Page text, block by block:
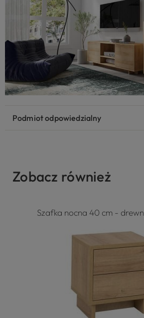
Podmiot odpowiedzialny
Zobacz również
Szafka nocna 40 cm -